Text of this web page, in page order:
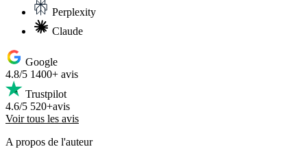
Perplexity
Claude
Google
4.8/5 1400+ avis
Trustpilot
4.6/5 520+avis
Voir tous les avis
A propos de l'auteur